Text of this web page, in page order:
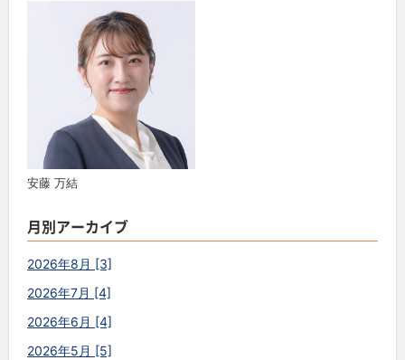
安藤 万結
月別アーカイブ
2026年8月 [3]
2026年7月 [4]
2026年6月 [4]
2026年5月 [5]